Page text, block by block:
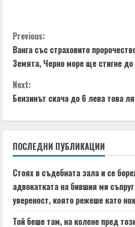
C
o
n
t
i
n
u
e
R
Previous:
Ванга със страховито
Земята, Черно море ще стигне
Next:
Бензинът скача до 6 лева това
ПОСЛЕДНИ ПУБЛИКАЦИИ
Стоях в съдебната зала и се
адвокатката на бившия ми
увереност, която режеше като
Той беше там, на колене пред